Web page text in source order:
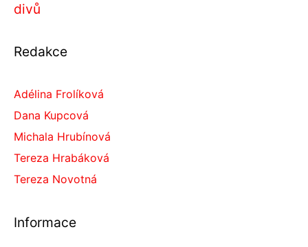
divů
Redakce
Adélina Frolíková
Dana Kupcová
Michala Hrubínová
Tereza Hrabáková
Tereza Novotná
Informace